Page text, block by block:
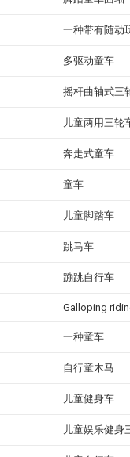
一种带有随动
多驱动童车
摇杆曲轴式三
儿童两用三轮
奔走式童车
童车
儿童脚踏车
跳马车
蹦跳自行车
Galloping
一种童车
自行童木马
儿童健身车
儿童娱乐健身